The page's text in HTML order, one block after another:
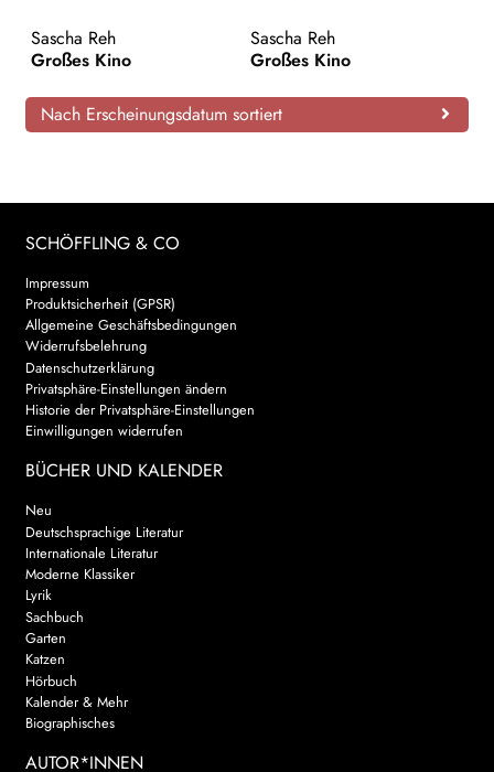
AKTUELLES
Search:
Sascha Reh
Großes Kino
Sascha Reh
Großes Kino
Nach Erscheinungsdatum sortiert
SCHÖFFLING & CO
Impressum
Produktsicherheit (GPSR)
Allgemeine Geschäftsbedingungen
Widerrufsbelehrung
Datenschutzerklärung
Privatsphäre-Einstellungen ändern
Historie der Privatsphäre-Einstellungen
Einwilligungen widerrufen
BÜCHER UND KALENDER
Neu
Deutschsprachige Literatur
Internationale Literatur
Moderne Klassiker
Lyrik
Sachbuch
Garten
Katzen
Hörbuch
Kalender & Mehr
Biographisches
AUTOR*INNEN